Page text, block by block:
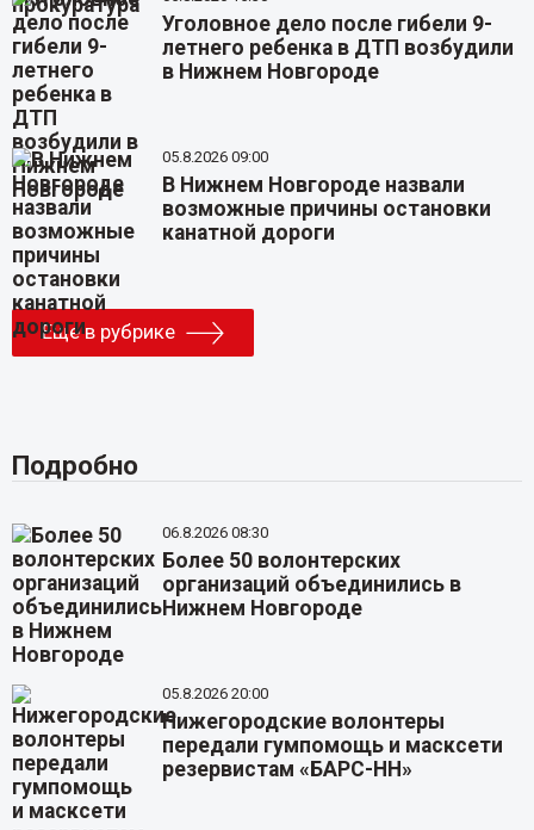
Уголовное дело после гибели 9-
летнего ребенка в ДТП возбудили
в Нижнем Новгороде
05.8.2026 09:00
В Нижнем Новгороде назвали
возможные причины остановки
канатной дороги
Еще в рубрике
Подробно
06.8.2026 08:30
Более 50 волонтерских
организаций объединились в
Нижнем Новгороде
05.8.2026 20:00
Нижегородские волонтеры
передали гумпомощь и масксети
резервистам «БАРС-НН»